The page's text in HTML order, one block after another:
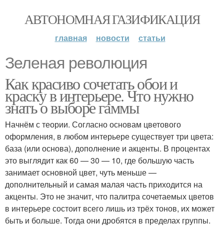
АВТОНОМНАЯ ГАЗИФИКАЦИЯ
главная новости статьи
Зеленая революция
Как красиво сочетать обои и
краску в интерьере. Что нужно
знать о выборе гаммы
Начнём с теории. Согласно основам цветового
оформления, в любом интерьере существует три цвета:
база (или основа), дополнение и акценты. В процентах
это выглядит как 60 — 30 — 10, где большую часть
занимает основной цвет, чуть меньше —
дополнительный и самая малая часть приходится на
акценты. Это не значит, что палитра сочетаемых цветов
в интерьере состоит всего лишь из трёх тонов, их может
быть и больше. Тогда они дробятся в пределах группы.